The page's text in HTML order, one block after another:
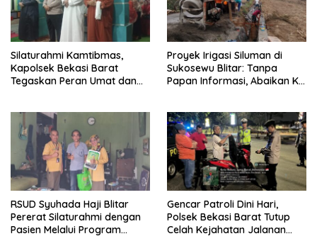
Silaturahmi Kamtibmas,
Kapolsek Bekasi Barat
Tegaskan Peran Umat dan
Proyek Irigasi Siluman di
Sukosewu Blitar: Tanpa
Papan Informasi, Abaikan K3,
RSUD Syuhada Haji Blitar
Pererat Silaturahmi dengan
Pasien Melalui Program
Gencar Patroli Dini Hari,
Polsek Bekasi Barat Tutup
Celah Kejahatan Jalanan